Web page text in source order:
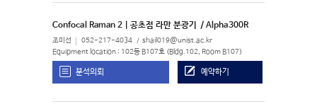
Confocal Raman 2 | 공초점 라만 분광기 / Alpha300R
조미선 052-217-4034 shail019@unist.ac.kr
Equipment location : 102동 B107호 (Bldg.102, Room B107)
분석의뢰 예약하기